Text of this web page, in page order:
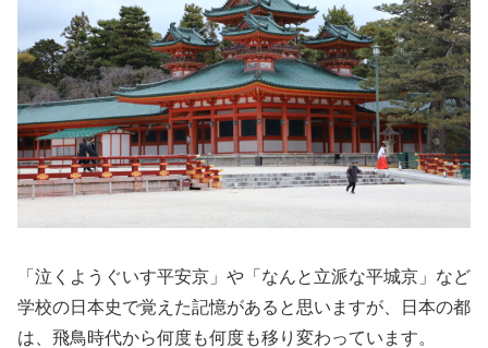
「泣くようぐいす平安京」や「なんと立派な平城京」など
学校の日本史で覚えた記憶があると思いますが、日本の都
は、飛鳥時代から何度も何度も移り変わっています。